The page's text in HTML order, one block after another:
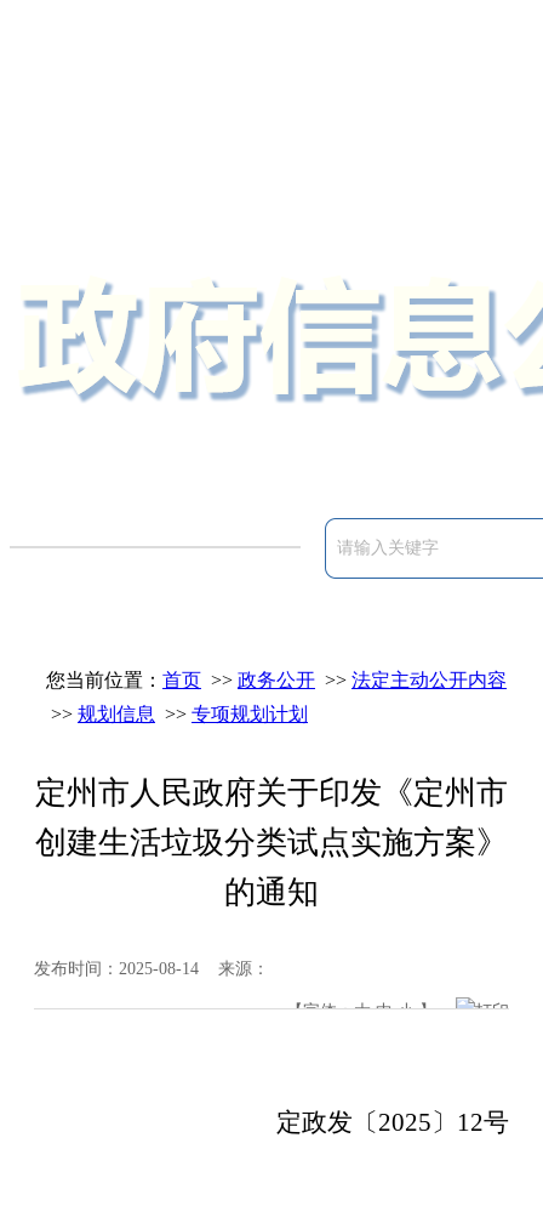
您当前位置： 首页 >> 政务公开 >> 法定主动公开内容
>> 规划信息 >> 专项规划计划
定州市人民政府关于印发《定州市
创建生活垃圾分类试点实施方案》
的通知
发布时间：2025-08-14 来源：
【字体：大 中 小】 打印
定政发 〔2025〕 12号